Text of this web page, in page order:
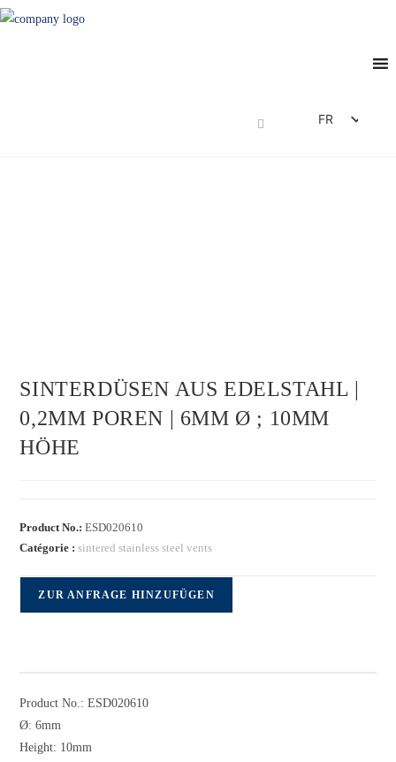
FR
SINTERDÜSEN AUS EDELSTAHL |
0,2MM POREN | 6MM Ø ; 10MM
HÖHE
Product No.:ESD020610
Catégorie :sintered stainless steel vents
ZUR ANFRAGE HINZUFÜGEN
Product No.: ESD020610
Ø: 6mm
Height: 10mm